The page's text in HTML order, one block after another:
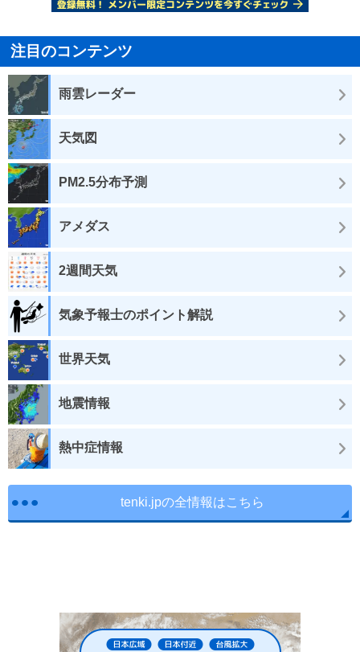
注目のコンテンツ
雨雲レーダー
天気図
PM2.5分布予測
アメダス
2週間天気
気象予報士のポイント解説
世界天気
地震情報
熱中症情報
tenki.jpの全情報はこちら